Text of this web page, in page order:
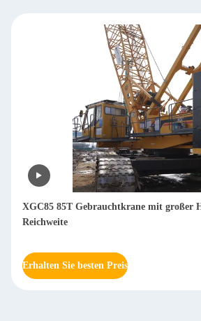
XGC85 85T Gebrauchtkrane mit großer
Reichweite
Erhalten Sie besten Preis